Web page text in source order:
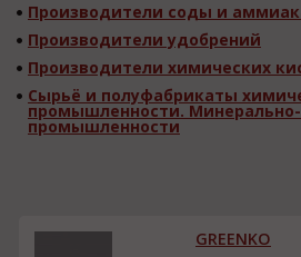
Производители соды и
Производители удобрений
Производители химических
Сырьё и полуфабрикаты
промышленности.
промышленности
GREENKO